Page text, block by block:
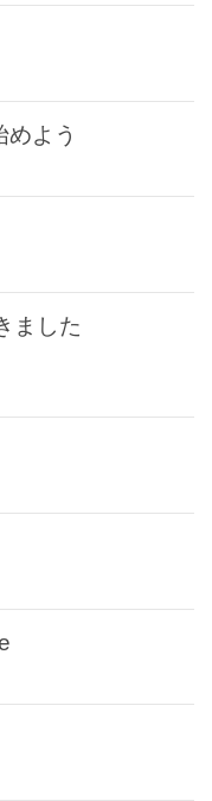
よう
ました